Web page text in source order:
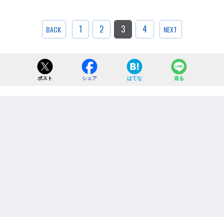
BACK 1 2 3 4 NEXT
ポスト シェア はてな 送る